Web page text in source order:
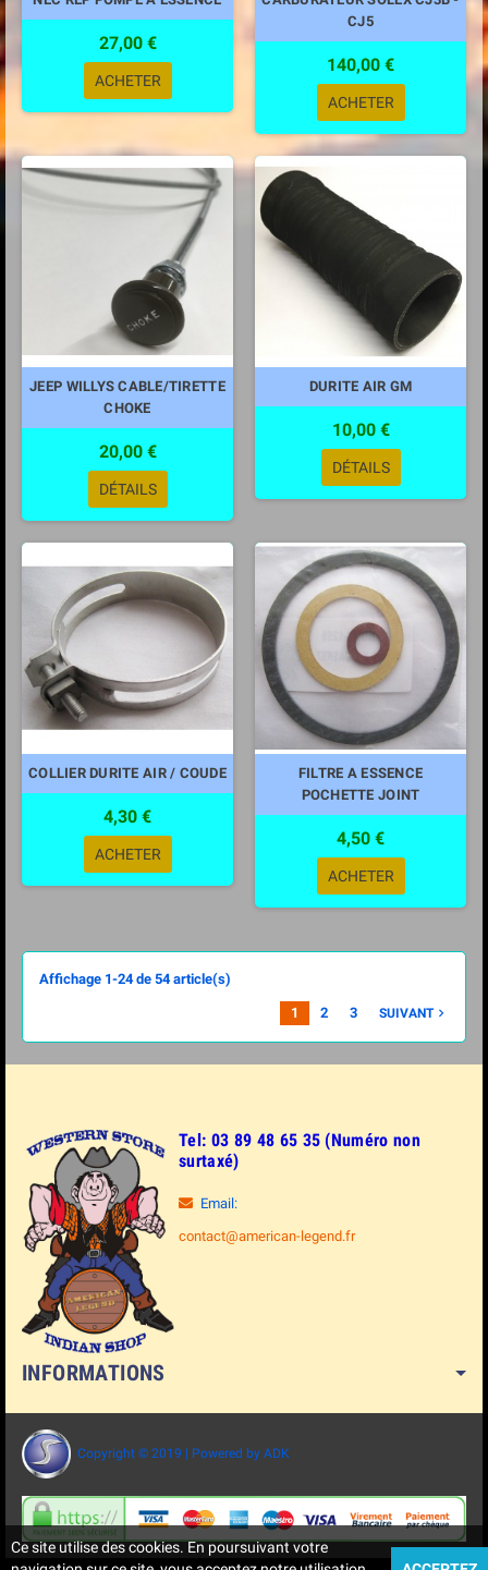
27,00 €
ACHETER
CJ5
140,00 €
ACHETER
JEEP WILLYS CABLE/TIRETTE
CHOKE
20,00 €
DÉTAILS
DURITE AIR GM
10,00 €
DÉTAILS
COLLIER DURITE AIR / COUDE
4,30 €
ACHETER
FILTRE A ESSENCE
POCHETTE JOINT
4,50 €
ACHETER
Affichage 1-24 de 54 article(s)
1 2 3 SUIVANT
Tel: 03 89 48 65 35 (Numéro non
surtaxé)
Email:
contact@american-legend.fr
INFORMATIONS
Copyright © 2019 | Powered by ADK
Ce site utilise des cookies. En poursuivant votre